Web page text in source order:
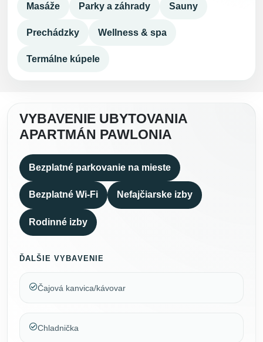
Masáže Parky a záhrady Sauny
Prechádzky Wellness & spa
Termálne kúpele
VYBAVENIE UBYTOVANIA
APARTMÁN PAWLONIA
Bezplatné parkovanie na mieste
Bezplatné Wi-Fi Nefajčiarske izby
Rodinné izby
ĎALŠIE VYBAVENIE
Čajová kanvica/kávovar
Chladnička